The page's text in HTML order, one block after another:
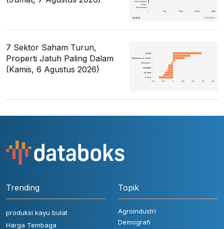
7 Sektor Saham Turun,
Properti Jatuh Paling Dalam
(Kamis, 6 Agustus 2026)
Trending
produksi kayu bulat
Harga Tembaga
Topik
Agroindustri
Demografi